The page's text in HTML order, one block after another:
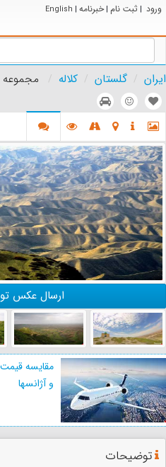
ورود | ثبت نام | خبرنامه |
English
ایران گلستان کلاله مجموعه
ارسال عکس
مقایسه
و آژانسها
توضیحات